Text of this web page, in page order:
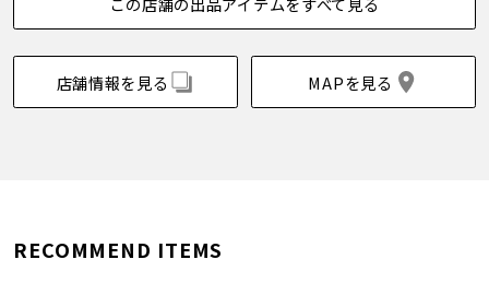
店舗情報を見る MAPを見る
RECOMMEND ITEMS